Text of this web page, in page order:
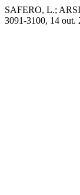
SAFERO, L.;
3091-3100, 14 out.